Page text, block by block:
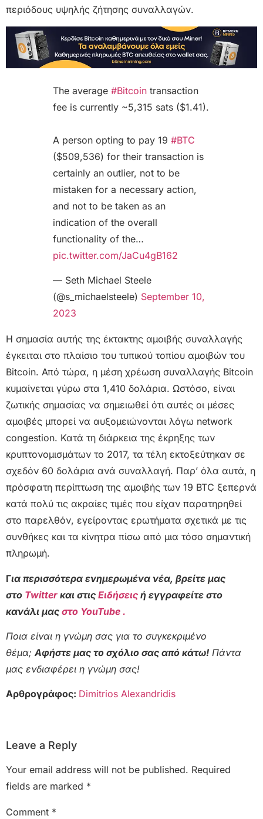
περιόδους υψηλής ζήτησης συναλλαγών.
The average #Bitcoin transaction
fee is currently ~5,315 sats ($1.41).
A person opting to pay 19 #BTC
($509,536) for their transaction is
certainly an outlier, not to be
mistaken for a necessary action,
and not to be taken as an
indication of the overall
functionality of the…
pic.twitter.com/JaCu4gB162
— Seth Michael Steele
(@s_michaelsteele) September 10,
2023
Η σημασία αυτής της έκτακτης αμοιβής συναλλαγής
έγκειται στο πλαίσιο του τυπικού τοπίου αμοιβών του
Bitcoin. Από τώρα, η μέση χρέωση συναλλαγής Bitcoin
κυμαίνεται γύρω στα 1,410 δολάρια. Ωστόσο, είναι
ζωτικής σημασίας να σημειωθεί ότι αυτές οι μέσες
αμοιβές μπορεί να αυξομειώνονται λόγω network
congestion. Κατά τη διάρκεια της έκρηξης των
κρυπτονομισμάτων το 2017, τα τέλη εκτοξεύτηκαν σε
σχεδόν 60 δολάρια ανά συναλλαγή. Παρ’ όλα αυτά, η
πρόσφατη περίπτωση της αμοιβής των 19 BTC ξεπερνά
κατά πολύ τις ακραίες τιμές που είχαν παρατηρηθεί
στο παρελθόν, εγείροντας ερωτήματα σχετικά με τις
συνθήκες και τα κίνητρα πίσω από μια τόσο σημαντική
πληρωμή.
Για περισσότερα ενημερωμένα νέα, βρείτε μας
στο Twitter και στις Ειδήσεις ή εγγραφείτε στο
κανάλι μας στο YouTube .
Ποια είναι η γνώμη σας για το συγκεκριμένο
θέμα; Αφήστε μας το σχόλιο σας από κάτω! Πάντα
μας ενδιαφέρει η γνώμη σας!
Αρθρογράφος: Dimitrios Alexandridis
Leave a Reply
Your email address will not be published. Required
fields are marked *
Comment *